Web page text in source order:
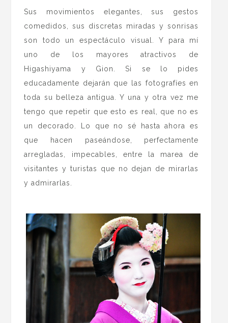
Sus movimientos elegantes, sus gestos
comedidos, sus discretas miradas y sonrisas
son todo un espectáculo visual. Y para mí
uno de los mayores atractivos de
Higashiyama y Gion. Si se lo pides
educadamente dejarán que las fotografíes en
toda su belleza antigua. Y una y otra vez me
tengo que repetir que esto es real, que no es
un decorado. Lo que no sé hasta ahora es
que hacen paseándose, perfectamente
arregladas, impecables, entre la marea de
visitantes y turistas que no dejan de mirarlas
y admirarlas.